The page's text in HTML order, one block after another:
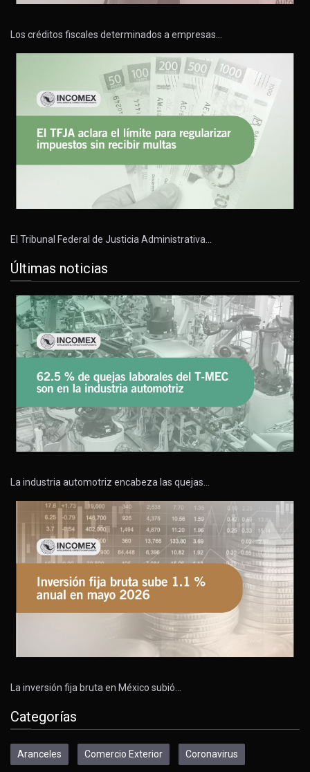
Los créditos fiscales determinados a empresas…
El Tribunal Federal de Justicia Administrativa…
Últimas noticias
La industria automotriz encabeza las quejas…
La inversión fija bruta en México subió…
Categorías
Aranceles Comercio Exterior Coronavirus